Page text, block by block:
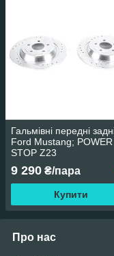
Гальмівні передні
Ford Mustang; POWER
STOP Z23
9 290 ₴/пара
Купити
Про нас